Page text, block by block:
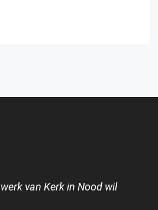
van Kerk in Nood wil